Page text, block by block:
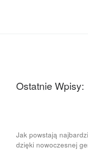
Ostatnie Wpisy:
Jak powstają
dzięki nowoczesnej